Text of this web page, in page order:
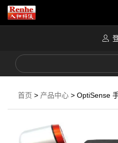
首页 > 产品中心 > OptiSense